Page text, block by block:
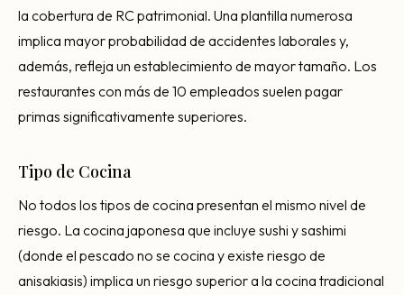
la cobertura de RC patrimonial. Una plantilla numerosa
implica mayor probabilidad de accidentes laborales y,
además, refleja un establecimiento de mayor tamaño. Los
restaurantes con más de 10 empleados suelen pagar
primas significativamente superiores.
Tipo de Cocina
No todos los tipos de cocina presentan el mismo nivel de
riesgo. La cocina japonesa que incluye sushi y sashimi
(donde el pescado no se cocina y existe riesgo de
anisakiasis) implica un riesgo superior a la cocina tradicional